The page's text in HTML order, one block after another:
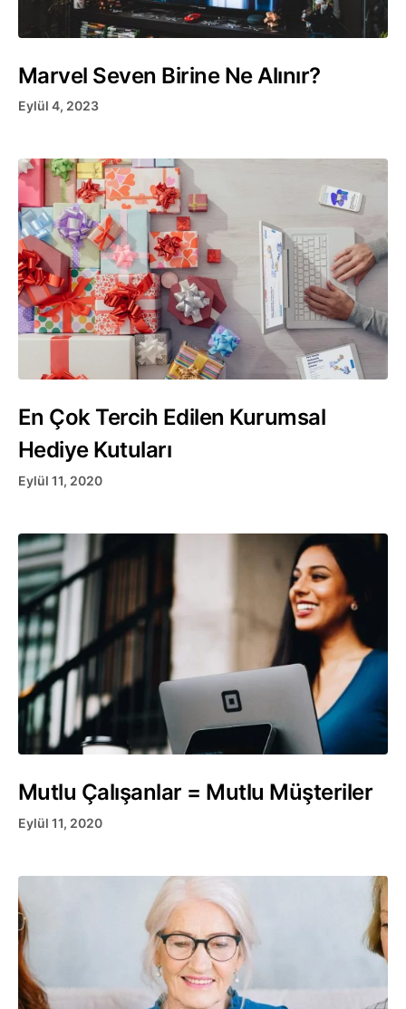
Marvel Seven Birine Ne Alınır?
Eylül 4, 2023
En Çok Tercih Edilen Kurumsal
Hediye Kutuları
Eylül 11, 2020
Mutlu Çalışanlar = Mutlu Müşteriler
Eylül 11, 2020